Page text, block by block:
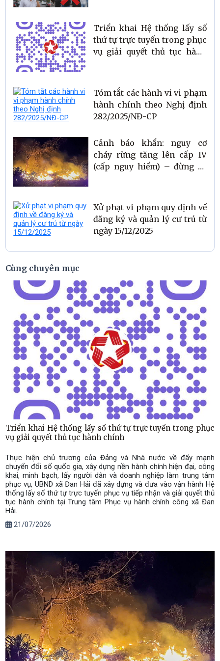
Triển khai Hệ thống lấy số
thứ tự trực tuyến trong phục
vụ giải quyết thủ tục hành
Tóm tắt các hành vi vi phạm
hành chính theo Nghị định
282/2025/NĐ-CP
Cảnh báo khẩn: nguy cơ
cháy rừng tăng lên cấp IV
(cấp nguy hiểm) – đừng để
Xử phạt vi phạm quy định về
đăng ký và quản lý cư trú từ
ngày 15/12/2025
Cùng chuyên mục
Triển khai Hệ thống lấy số thứ tự trực tuyến trong phục
vụ giải quyết thủ tục hành chính
Thực hiện chủ trương của Đảng và Nhà nước về đẩy mạnh
chuyển đổi số quốc gia, xây dựng nền hành chính hiện đại, công
khai, minh bạch, lấy người dân và doanh nghiệp làm trung tâm
phục vụ, UBND xã Đan Hải đã xây dựng và đưa vào vận hành Hệ
thống lấy số thứ tự trực tuyến phục vụ tiếp nhận và giải quyết thủ
tục hành chính tại Trung tâm Phục vụ hành chính công xã Đan
Hải.
21/07/2026